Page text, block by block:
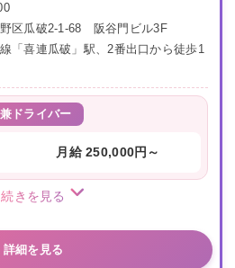
区瓜破2-1-68 阪谷門ビル3F
「喜連瓜破」駅、2番出口から徒歩1
ドライバー
月給 250,000円～
続きを見る
詳細を見る